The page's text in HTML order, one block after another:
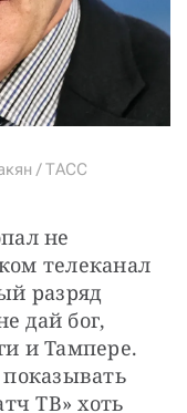
/ ТАСС
не
телеканал
разряд
дай бог,
и Тампере.
ТВ» хоть